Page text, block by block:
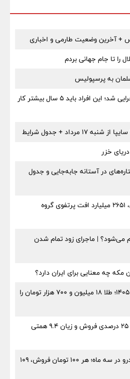
+ آخرین وضعیت طارمی و اخباری
را تا جام جهانی بردم
به پرسپولیس
شرط جدید بازنشستگی اجرایی شد؛ این افراد باید ۵ سال بیشتر کار
خزر
در آستانه جابه‌جایی و جدول
۳۷ میلیارد سود معاملاتی، ۲۶۵۱ میلیارد افت پرتفوی گروه
می‌شود؟ | ماجرای زود تمام شدن
چه معنایی برای ایران دارد؟
قیمت طلا امروز ۱۵ مرداد ۱۴۰۵؛ طلا ۱۸ میلیون و ۷۰۰ هزار تومان را
سایپا زیر تیغ اعداد؛ افت ۲۵ درصدی فروش و زیان ۹.۴ همتی
زیان ۲۲.۵ همتی ایران‌خودرو در سه ماه؛ هر ۱۰۰ تومان فروش، ۱۰۹